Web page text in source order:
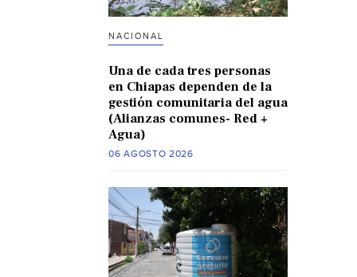
NACIONAL
Una de cada tres personas
en Chiapas dependen de la
gestión comunitaria del agua
(Alianzas comunes- Red +
Agua)
06 AGOSTO 2026